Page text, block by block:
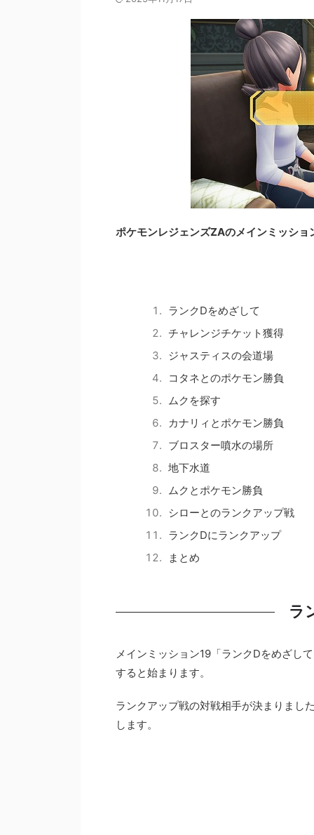
ポケモンレジェンズZAのメインミッシ
ランクDをめざして
チャレンジチケット獲得
ジャスティスの会道場
コタネとのポケモン勝負
ムクを探す
カナリィとポケモン勝負
ブロスター噴水の場所
地下水道
ムクとポケモン勝負
シローとのランクアップ戦
ランクDにランクアップ
まとめ
ラ
メインミッション19「ランクDをめざし
すると始まります。
ランクアップ戦の対戦相手が決まりまし
します。